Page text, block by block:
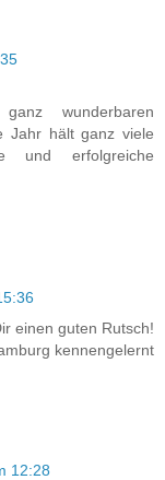
wunderbaren
Jahr hält ganz viele
und erfolgreiche
einen guten Rutsch!
kennengelernt
12:28